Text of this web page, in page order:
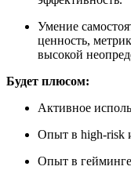
Умение
ценность,
высокой
Будет плюсом:
Активное
Опыт в high-risk
Опыт в